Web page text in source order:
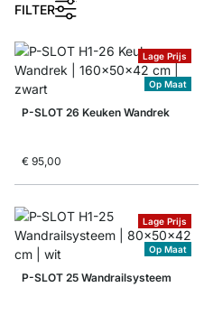
FILTER
Lage Prijs
Op Maat
P-SLOT 26 Keuken Wandrek
€ 95,00
Lage Prijs
Op Maat
P-SLOT 25 Wandrailsysteem